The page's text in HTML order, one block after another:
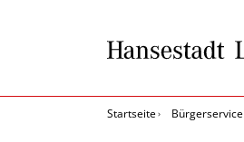
Startseite Bürgerservice